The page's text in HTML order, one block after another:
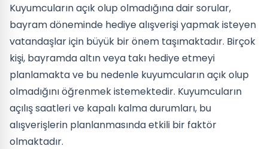
Kuyumcuların açık olup olmadığına dair sorular,
bayram döneminde hediye alışverişi yapmak isteyen
vatandaşlar için büyük bir önem taşımaktadır. Birçok
kişi, bayramda altın veya takı hediye etmeyi
planlamakta ve bu nedenle kuyumcuların açık olup
olmadığını öğrenmek istemektedir. Kuyumcuların
açılış saatleri ve kapalı kalma durumları, bu
alışverişlerin planlanmasında etkili bir faktör
olmaktadır.